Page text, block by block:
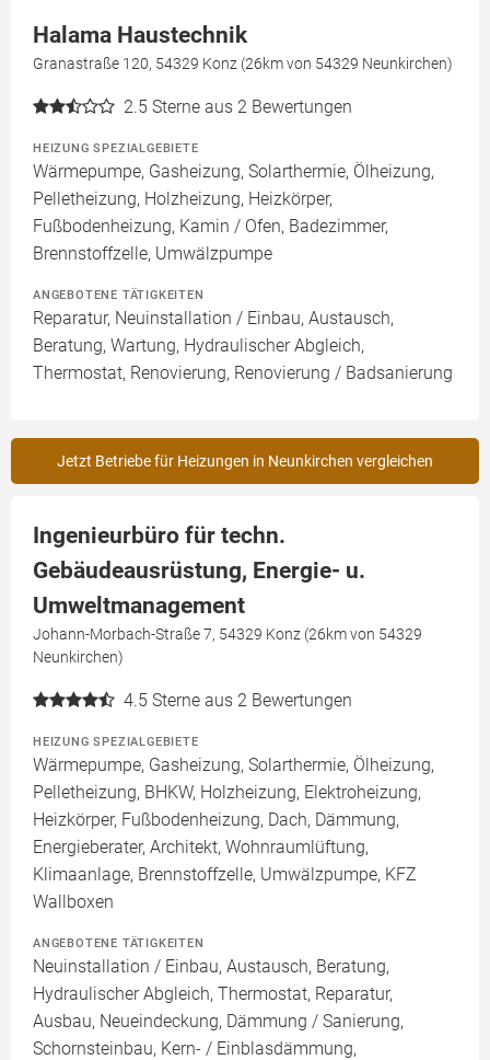
Halama Haustechnik
Granastraße 120, 54329 Konz (26km von 54329 Neunkirchen)
2.5 Sterne aus 2 Bewertungen
HEIZUNG SPEZIALGEBIETE
Wärmepumpe, Gasheizung, Solarthermie, Ölheizung,
Pelletheizung, Holzheizung, Heizkörper,
Fußbodenheizung, Kamin / Ofen, Badezimmer,
Brennstoffzelle, Umwälzpumpe
ANGEBOTENE TÄTIGKEITEN
Reparatur, Neuinstallation / Einbau, Austausch,
Beratung, Wartung, Hydraulischer Abgleich,
Thermostat, Renovierung, Renovierung / Badsanierung
Jetzt Betriebe für Heizungen in Neunkirchen vergleichen
Ingenieurbüro für techn.
Gebäudeausrüstung, Energie- u.
Umweltmanagement
Johann-Morbach-Straße 7, 54329 Konz (26km von 54329
Neunkirchen)
4.5 Sterne aus 2 Bewertungen
HEIZUNG SPEZIALGEBIETE
Wärmepumpe, Gasheizung, Solarthermie, Ölheizung,
Pelletheizung, BHKW, Holzheizung, Elektroheizung,
Heizkörper, Fußbodenheizung, Dach, Dämmung,
Energieberater, Architekt, Wohnraumlüftung,
Klimaanlage, Brennstoffzelle, Umwälzpumpe, KFZ
Wallboxen
ANGEBOTENE TÄTIGKEITEN
Neuinstallation / Einbau, Austausch, Beratung,
Hydraulischer Abgleich, Thermostat, Reparatur,
Ausbau, Neueindeckung, Dämmung / Sanierung,
Schornsteinbau, Kern- / Einblasdämmung,